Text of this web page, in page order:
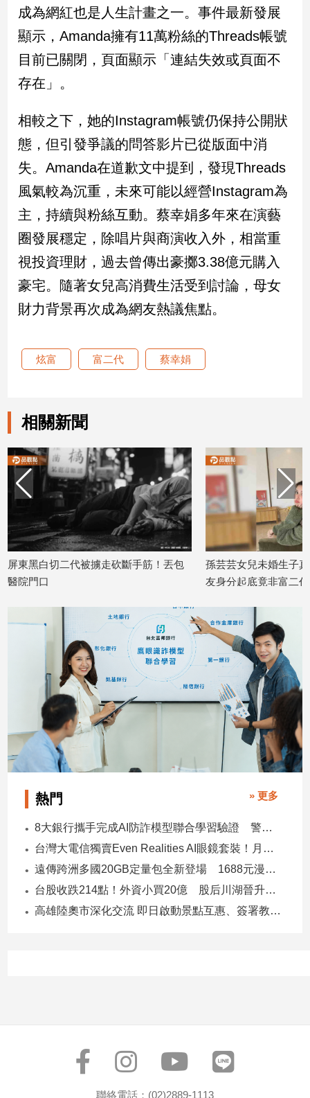
台
灣
觀
點
南
灣
觀
點
娛
樂
樂
星
聞
流
生
活
建
室
內
設
計
旅
費
康/
情
藝
文
創
成為網紅也是人生計畫之一。事件最新發展
顯示，Amanda擁有11萬粉絲的Threads帳號
目前已關閉，頁面顯示「連結失效或頁面不
存在」。
相較之下，她的Instagram帳號仍保持公開狀
態，但引發爭議的問答影片已從版面中消
失。Amanda在道歉文中提到，發現Threads
風氣較為沉重，未來可能以經營Instagram為
主，持續與粉絲互動。蔡幸娟多年來在演藝
圈發展穩定，除唱片與商演收入外，相當重
視投資理財，過去曾傳出豪擲3.38億元購入
豪宅。隨著女兒高消費生活受到討論，母女
財力背景再次成為網友熱議焦點。
炫富 富二代 蔡幸娟
相關新聞
白切二代被擄走砍斷手筋！丟包
口
孫芸芸女兒未婚生子真相曝
友身分起底竟非富二代
熱門 » 更多
8大銀行攜手完成AI防詐模型聯合學習驗證 警示帳戶準確度提升2倍
台灣大電信獨賣Even Realities AI眼鏡套裝！月付1399元 專案價3990
遠傳跨洲多國20GB定量包全新登場 1688元漫遊逾百國家！
台股收跌214點！外資小買20億 股后川湖晉升萬金股
高雄陸奧市深化交流 即日啟動景點互惠、簽署教育合作MOU
聯絡電話：(02)2889-1113